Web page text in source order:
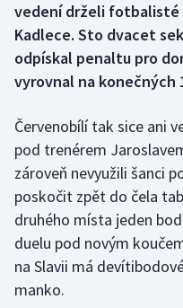
Curling
Dostihy
Futsal
Golf
Házená
vedení drželi fotbalisté
Kadlece. Sto dvacet
odpískal penaltu pro
vyrovnal na konečných
Červenobílí tak sice ani
pod trenérem
zároveň nevyužili šanci
poskočit zpět do čela
druhého místa jeden
duelu pod novým
na Slavii má
manko.